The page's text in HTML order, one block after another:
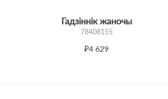
Гадзіннік жаночы
78408155
₽4 629